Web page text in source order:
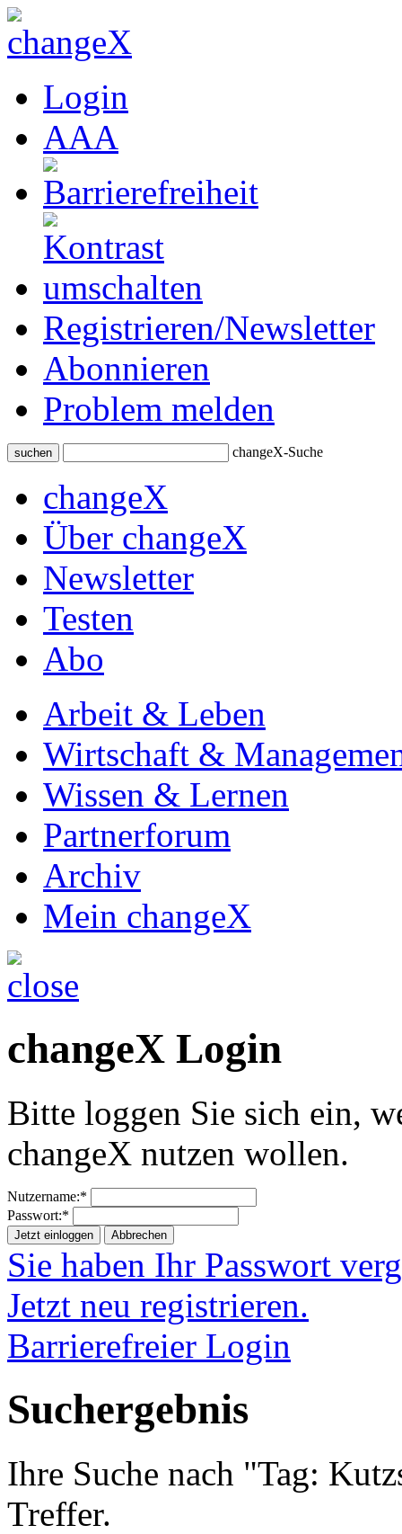
Login
AAA
Registrieren/Newsletter
Abonnieren
Problem melden
suchen changeX-Suche
changeX
Über changeX
Newsletter
Testen
Abo
Arbeit & Leben
Wirtschaft &
Wissen & Lernen
Partnerforum
Archiv
Mein changeX
changeX Login
Bitte loggen Sie sich ein,
changeX nutzen wollen.
Nutzername:*
Passwort:*
Jetzt einloggen Abbrechen
Sie haben Ihr Passwort
Jetzt neu registrieren.
Barrierefreier Login
Suchergebnis
Ihre Suche nach "Tag:
Treffer.